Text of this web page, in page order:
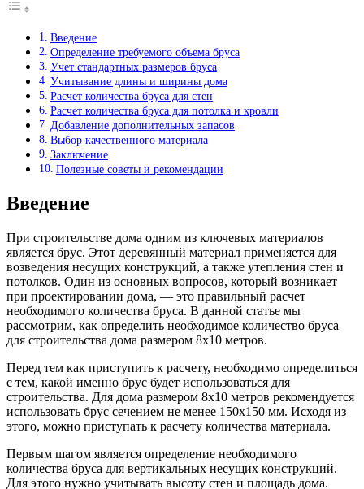
Введение
Определение требуемого объема бруса
Учет стандартных размеров бруса
Учитывание длины и ширины дома
Расчет количества бруса для стен
Расчет количества бруса для потолка и кровли
Добавление дополнительных запасов
Выбор качественного материала
Заключение
Полезные советы и рекомендации
Введение
При строительстве дома одним из ключевых материалов
является брус. Этот деревянный материал применяется для
возведения несущих конструкций, а также утепления стен и
потолков. Один из основных вопросов, который возникает
при проектировании дома, — это правильный расчет
необходимого количества бруса. В данной статье мы
рассмотрим, как определить необходимое количество бруса
для строительства дома размером 8х10 метров.
Перед тем как приступить к расчету, необходимо определиться
с тем, какой именно брус будет использоваться для
строительства. Для дома размером 8х10 метров рекомендуется
использовать брус сечением не менее 150х150 мм. Исходя из
этого, можно приступать к расчету количества материала.
Первым шагом является определение необходимого
количества бруса для вертикальных несущих конструкций.
Для этого нужно учитывать высоту стен и площадь дома.